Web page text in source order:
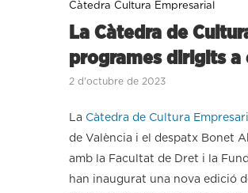
Càtedra Cultura Empresarial
La Càtedra de
programes dirigits a
2 d'octubre de 2023
La Càtedra de Cultura
de València i el despatx Bonet
amb la Facultat de Dret i la
han inaugurat una nova edició